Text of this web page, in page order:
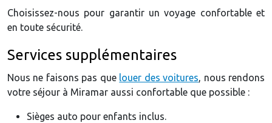
Choisissez-nous pour garantir un voyage confortable et
en toute sécurité.
Services supplémentaires
Nous ne faisons pas que louer des voitures, nous rendons
votre séjour à Miramar aussi confortable que possible :
Sièges auto pour enfants inclus.